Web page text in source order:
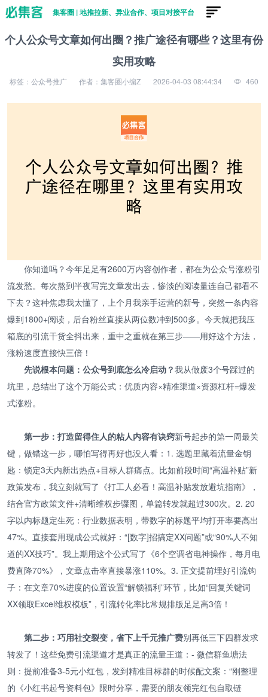
集客圈 | 地推拉新、异业合作、项目对接平台
个人公众号文章如何出圈？推广途径有哪些？这里有份
实用攻略
标签：公众号推广 作者：集客圈小编Z 2026-04-03 08:44:34 460
你知道吗？今年足足有2600万内容创作者，都在为公众号涨粉引
流发愁。每次熬到半夜写完文章发出去，惨淡的阅读量连自己都看不
下去？这种焦虑我太懂了，上个月我亲手运营的新号，突然一条内容
爆到1800+阅读，后台粉丝直接从两位数冲到500多。今天就把我压
箱底的引流干货全抖出来，重中之重就在第三步——用好这个方法，
涨粉速度直接快三倍！
先说根本问题：公众号到底怎么冷启动？我从做废3个号踩过的
坑里，总结出了这个万能公式：优质内容×精准渠道×资源杠杆=爆发
式涨粉。
第一步：打造留得住人的粘人内容有诀窍新号起步的第一周最关
键，做错这一步，哪怕写得再好也没人看：1. 选题里藏着流量金钥
匙：锁定3天内新出热点+目标人群痛点。比如前段时间“高温补贴”新
政策发布，我立刻就写了《打工人必看！高温补贴发放避坑指南》，
结合官方政策文件+清晰维权步骤图，单篇转发就超过300次。2. 20
字以内标题定生死：行业数据表明，带数字的标题平均打开率要高出
47%。直接套用现成公式就好：“[数字]招搞定XX问题”或“90%人不知
道的XX技巧”。我上期用这个公式写了《6个空调省电神操作，每月电
费直降70%》，文章点击率直接暴涨110%。3. 正文提前埋好引流钩
子：在文章70%进度的位置设置“解锁福利”环节，比如“回复关键词
XX领取Excel维权模板”，引流转化率比常规排版足足高3倍！
第二步：巧用社交裂变，省下上千元推广费别再低三下四群发求
转发了！这些免费引流渠道才是真正的流量王道：- 微信群鱼塘法
则：提前准备3-5元小红包，发到精准目标群的时候配文案：“刚整理
的《小红书起号资料包》限时分享，需要的朋友领完红包自取链